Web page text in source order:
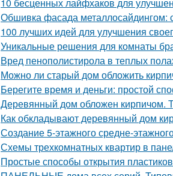
Обшивка фасада металлосайдингом:
100 лучших идей для улучшения
Уникальные решения для комнаты
Вред пенополистирола в теплых
Можно ли старый дом обложить
Берегите время и деньги: простой
Деревянный дом обложен кирпичом.
Как обкладывают деревянный дом
Создание 5-этажного средне-
Схемы трехкомнатных квартир в
Простые способы открытия